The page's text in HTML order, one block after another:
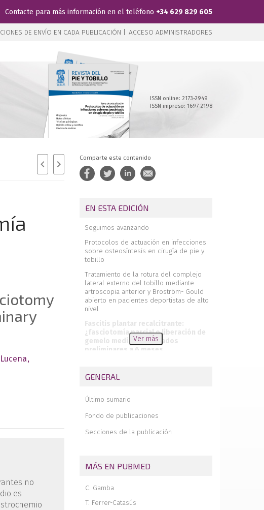
Contacte para más información en el teléfono +34 629 829 605
DE ENVÍO EN CADA PUBLICACIÓN | ACCESO ADMINISTRADORES
ISSN online: 2173-2949
ISSN impreso: 1697-2198
no
es
Comparte este contenido
EN ESTA EDICIÓN
Seguimos avanzando
Protocolos de actuación en infecciones
sobre osteosíntesis en cirugía de pie y
tobillo
Tratamiento de la rotura del complejo
lateral externo del tobillo mediante
artroscopia anterior y Broström- Gould
abierto en pacientes deportistas de alto
nivel
Fascitis plantar recalcitrante:
¿fasciotomía parcial o liberación de
gemelo medial? Resultados
preliminares a 6 meses
hallucis longus en el tratamiento de las
roturas inveteradas del tendón calcáneo
Artrodesis con espaciadores de tantalio
Resultados de la cirugía de liberación
proximal de gemelo medial en el
tratamiento de la tendinopatía insercional
Tratamiento conservador de la
enfermedad de Müller-Weiss. A
Método de aumentación en reparación
de inestabilidad lateral crónica de
Ver más
GENERAL
Último sumario
Fondo de publicaciones
Secciones de la publicación
MÁS EN PUBMED
C. Gamba
T. Ferrer-Catasús